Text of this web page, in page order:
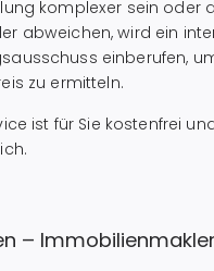
komplexer sein oder
abweichen, wird ein
einberufen,
zu ermitteln.
ist für Sie kostenfrei
–